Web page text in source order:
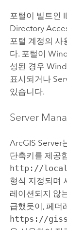
포털이 빌트인
Directory
포털 계정의 사
다. 포털이
성된 경우
표시되거나
있습니다.
Server
ArcGIS Server
단축키를 제공
http://
형식 지정되며
레이션되지 않
급했듯이, 페더
https://